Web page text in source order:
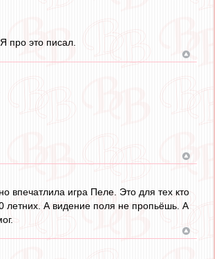
. Я про это писал.
впечатлила игра Пеле. Это для тех кто
летних. А видение поля не пропьёшь. А